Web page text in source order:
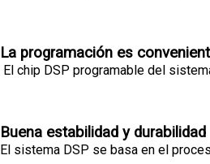
La programación es
El chip DSP programable del
Buena estabilidad y durabilidad
El sistema DSP se basa en el